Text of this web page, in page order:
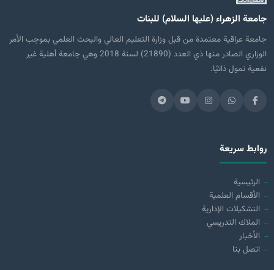
جامعة الزهراء (عليها السلام) للبنات
جامعة عراقية معتمدة من قبل وزارة التعليم العالي والبحث العلمي بموجب الأمر
الوزاري الصادر منها ذي العدد (21890) لسنة 2018 وهي جامعة أهلية غير
نفعية تمول ذاتيًا.
روابط سريعة
الرئيسية
الأقسام العلمية
التشكيلات الإدارية
الملاك التدريسي
الأخبار
اتصل بنا